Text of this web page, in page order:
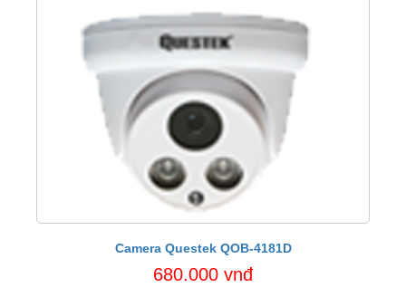
Camera Questek QOB-4181D
680.000 vnđ